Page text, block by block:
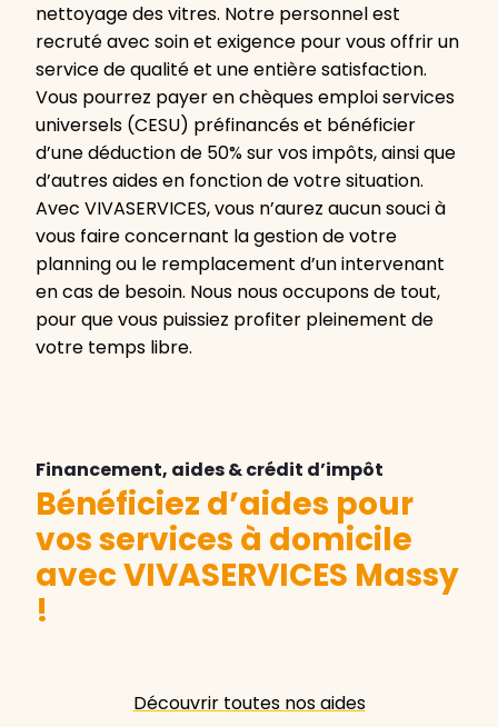
nettoyage des vitres. Notre personnel est
recruté avec soin et exigence pour vous offrir un
service de qualité et une entière satisfaction.
Vous pourrez payer en chèques emploi services
universels (CESU) préfinancés et bénéficier
d’une déduction de 50% sur vos impôts, ainsi que
d’autres aides en fonction de votre situation.
Avec VIVASERVICES, vous n’aurez aucun souci à
vous faire concernant la gestion de votre
planning ou le remplacement d’un intervenant
en cas de besoin. Nous nous occupons de tout,
pour que vous puissiez profiter pleinement de
votre temps libre.
Financement, aides & crédit d’impôt
Bénéficiez d’aides pour
vos services à domicile
avec VIVASERVICES Massy
!
Découvrir toutes nos aides